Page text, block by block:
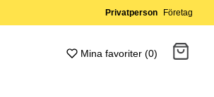
Privatperson Företag
Mina favoriter (0)